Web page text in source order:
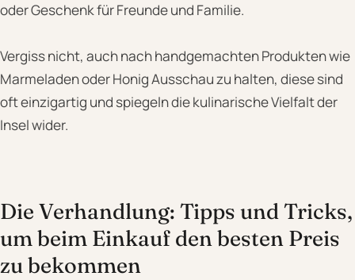
oder Geschenk für Freunde und Familie.
Vergiss nicht, auch nach handgemachten Produkten wie
Marmeladen oder Honig Ausschau zu halten, diese sind
oft einzigartig und spiegeln die kulinarische Vielfalt der
Insel wider.
Die Verhandlung: Tipps und Tricks,
um beim Einkauf den besten Preis
zu bekommen